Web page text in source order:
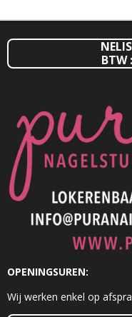
BTW
OPENINGSUREN:
Wij werken enkel op